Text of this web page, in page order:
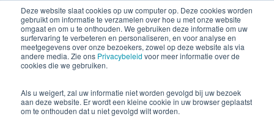
Deze website slaat cookies op uw computer op. Deze cookies worden
gebruikt om informatie te verzamelen over hoe u met onze website
omgaat en om u te onthouden. We gebruiken deze informatie om uw
surfervaring te verbeteren en personaliseren, en voor analyse en
meetgegevens over onze bezoekers, zowel op deze website als via
andere media. Zie ons Privacybeleid voor meer informatie over de
cookies die we gebruiken.
Als u weigert, zal uw informatie niet worden gevolgd bij uw bezoek
aan deze website. Er wordt een kleine cookie in uw browser geplaatst
om te onthouden dat u niet gevolgd wilt worden.
info@lauwers-law.be
© 2026 Lauwers Law.